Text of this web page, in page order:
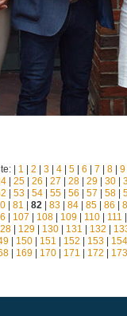
| 1 2 3| 4| 5| 6 7 8| 9|
| 25| 26 27 28| 29| 30|
53| 54| 55| 56 57 58|
81 82 83 84 85 86
107 108 109 110 111
| 129| 130| 131 132
| 150| 151 152 153| 154
| 169| 170| 171 172 173